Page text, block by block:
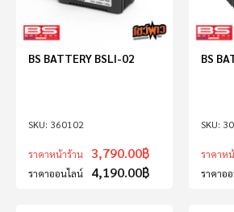
360102
BS BATTERY BSLI-02
ราคาหน้าร้าน 3,790.00฿
ราคาออนไลน์ 4,190.00฿
BS
ราคาห
ราคาอ